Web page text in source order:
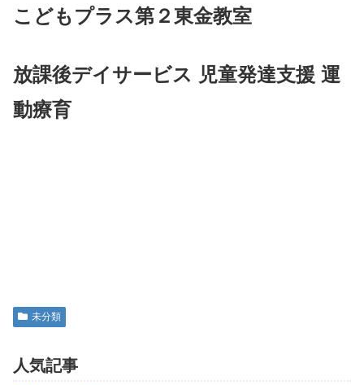
こどもプラス第２東金教室
放課後デイサービス 児童発達支援 運
動療育
未分類
人気記事